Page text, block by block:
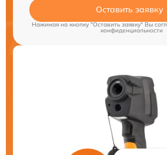
Оставить заявку
Нажимая на кнопку "Оставить заявку" Вы
конфиденциальности